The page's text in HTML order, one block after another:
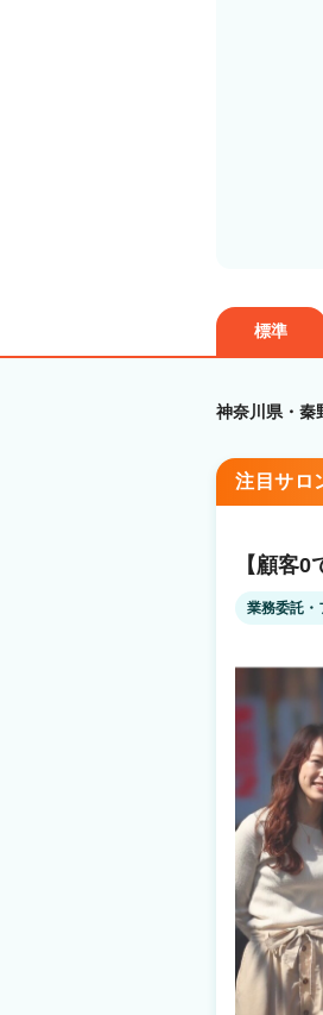
標準
神奈川県・秦
注目サロ
【顧客
業務委託・